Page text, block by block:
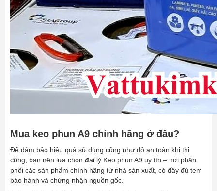
Mua keo phun A9 chính hãng ở đâu?
Để đảm bảo hiệu quả sử dụng cũng như độ an toàn khi thi
công, bạn nên lựa chọn đại lý Keo phun A9 uy tín – nơi phân
phối các sản phẩm chính hãng từ nhà sản xuất, có đầy đủ tem
bảo hành và chứng nhận nguồn gốc.